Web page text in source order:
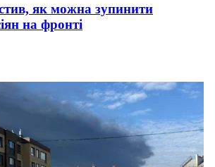
як можна зупинити
на фронті